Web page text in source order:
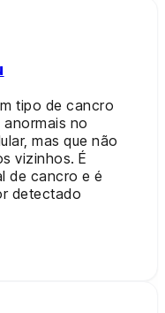
tipo de cancro
no
mas que não
vizinhos. É
de cancro e é
detectado